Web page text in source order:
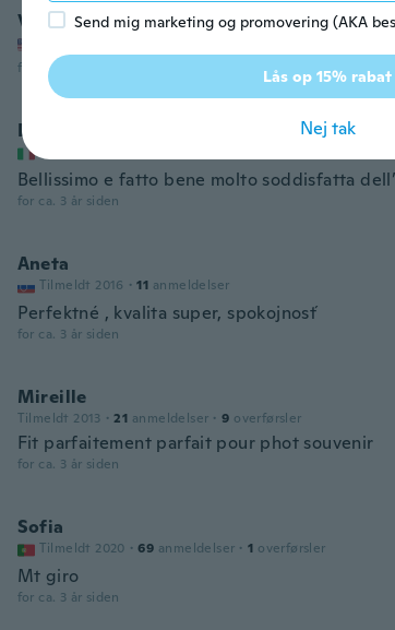
Vanita
for ca. 3 år siden
Denise
Bellissimo e fatto bene molto soddisfatta
for ca. 3 år siden
Aneta
Tilmeldt 2016 · 11 anmeldelser
Perfektné , kvalita super, spokojnosť
for ca. 3 år siden
Mireille
Tilmeldt 2013 · 21 anmeldelser · 9 overførsler
Fit parfaitement parfait pour phot souvenir
for ca. 3 år siden
Sofia
Tilmeldt 2020 · 69 anmeldelser · 1 overførsler
Mt giro
for ca. 3 år siden
Send mig marketing og promovering (AKA
Lås op 15% rabat
Nej tak